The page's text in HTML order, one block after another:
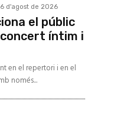
6 d'agost de 2026
el públic
concert íntim i
en el repertori i en el
només...